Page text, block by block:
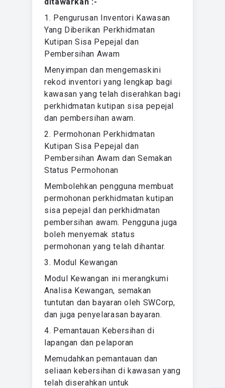
1. Pengurusan Inventori Kawasan
Yang Diberikan Perkhidmatan
Kutipan Sisa Pepejal dan
Pembersihan Awam
Menyimpan dan mengemaskini
rekod inventori yang lengkap bagi
kawasan yang telah diserahkan bagi
perkhidmatan kutipan sisa pepejal
dan pembersihan awam.
2. Permohonan Perkhidmatan
Kutipan Sisa Pepejal dan
Pembersihan Awam dan Semakan
Status Permohonan
Membolehkan pengguna membuat
permohonan perkhidmatan kutipan
sisa pepejal dan perkhidmatan
pembersihan awam. Pengguna juga
boleh menyemak status
permohonan yang telah dihantar.
3. Modul Kewangan
Modul Kewangan ini merangkumi
Analisa Kewangan, semakan
tuntutan dan bayaran oleh SWCorp,
dan juga penyelarasan bayaran.
4. Pemantauan Kebersihan di
lapangan dan pelaporan
Memudahkan pemantauan dan
seliaan kebersihan di kawasan yang
telah diserahkan untuk